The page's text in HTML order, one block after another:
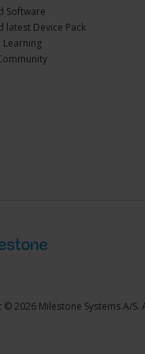
Software
latest Device Pack
Learning
2026 Milestone Systems A/S.